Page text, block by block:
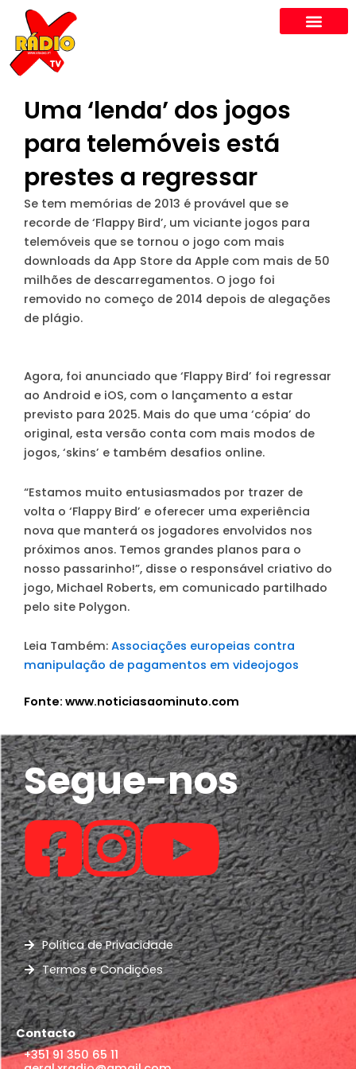
content
Uma ‘lenda’ dos jogos
para telemóveis está
prestes a regressar
Se tem memórias de 2013 é provável que se
recorde de ‘Flappy Bird’, um viciante jogos para
telemóveis que se tornou o jogo com mais
downloads da App Store da Apple com mais de 50
milhões de descarregamentos. O jogo foi
removido no começo de 2014 depois de alegações
de plágio.
Agora, foi anunciado que ‘Flappy Bird’ foi regressar
ao Android e iOS, com o lançamento a estar
previsto para 2025. Mais do que uma ‘cópia’ do
original, esta versão conta com mais modos de
jogos, ‘skins’ e também desafios online.
“Estamos muito entusiasmados por trazer de
volta o ‘Flappy Bird’ e oferecer uma experiência
nova que manterá os jogadores envolvidos nos
próximos anos. Temos grandes planos para o
nosso passarinho!”, disse o responsável criativo do
jogo, Michael Roberts, em comunicado partilhado
pelo site Polygon.
Leia Também: Associações europeias contra
manipulação de pagamentos em videojogos
Fonte: www.noticiasaominuto.com
Segue-nos
Política de Privacidade
Termos e Condições
Contacto
+351 91 350 65 11